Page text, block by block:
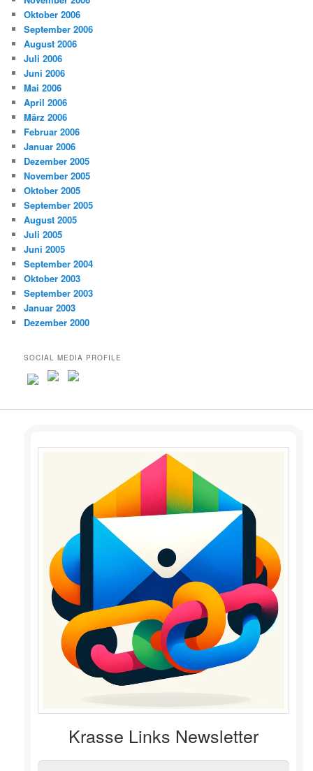
Oktober 2006
September 2006
August 2006
Juli 2006
Juni 2006
Mai 2006
April 2006
März 2006
Februar 2006
Januar 2006
Dezember 2005
November 2005
Oktober 2005
September 2005
August 2005
Juli 2005
Juni 2005
September 2004
Oktober 2003
September 2003
Januar 2003
Dezember 2000
SOCIAL MEDIA PROFILE
Krasse Links Newsletter